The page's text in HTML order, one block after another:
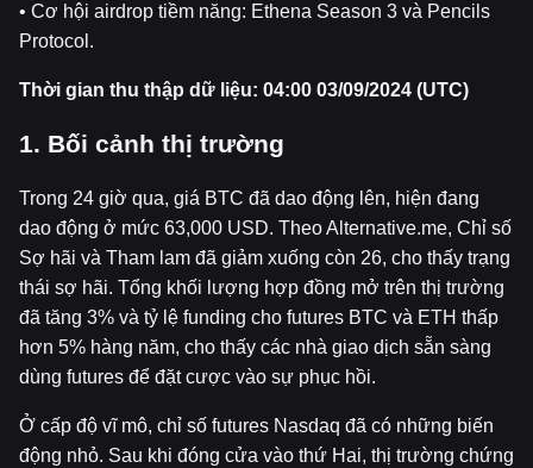
• Cơ hội airdrop tiềm năng: Ethena Season 3 và Pencils
Protocol.
Thời gian thu thập d ữ liệu: 04:00 03/09/2024 (UTC)
1. Bối cảnh thị trường
Trong 24 giờ qua, giá BTC đã dao động lên, hiện đang
dao động ở mức 63,000 USD. Theo Alternative.me, Chỉ số
Sợ hãi và Tham lam đã giảm xuống còn 26, cho thấy trạng
thái sợ hãi. Tổng khối lượng hợp đồng mở trên thị trường
đã tăng 3% và tỷ lệ funding cho futures BTC và ETH thấp
hơn 5% hàng năm, cho thấy các nhà giao dịch sẵn sàng
dùng futures để đặt cược vào sự phục hồi.
Ở cấp độ vĩ mô, chỉ số futures Nasdaq đã có những biến
động nhỏ. Sau khi đóng cửa vào thứ Hai, thị trường chứng